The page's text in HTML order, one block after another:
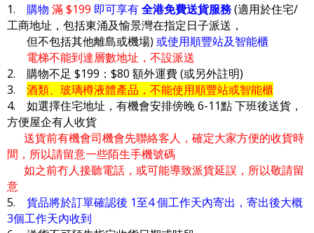
1. 購物 滿 $199 即可享有全港免費送貨服務(適用於住宅/
工商地址，包括東涌及愉景灣在指定日子派送，
但不包括其他離島或機場) 或使用順豐站及智能櫃
電梯不能到達層數地址，不設派送
2. 購物不足 $199：$80 額外運費 (或另外註明)
3. 酒類、玻璃樽液體產品，不能使用順豐站或智能櫃
4. 如選擇住宅地址，有機會安排傍晚 6-11點 下班後送貨，
方便屋企有人收貨
送貨前有機會司機會先聯絡客人，確定大家方便的收貨時
間，所以請留意一些陌生手機號碼
如之前冇人接聽電話，或可能導致派貨延誤，所以敬請留
意
5. 貨品將於訂單確認後 1至4 個工作天內寄出，寄出後大概
3個工作天內收到